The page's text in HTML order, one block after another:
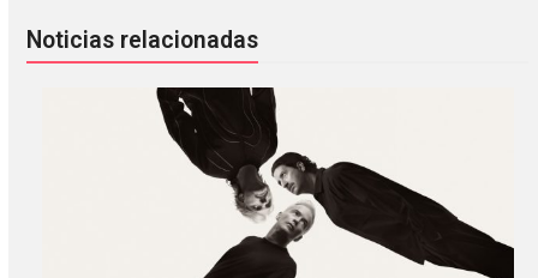
Noticias relacionadas